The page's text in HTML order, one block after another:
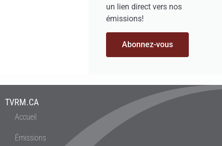
un lien direct vers nos
émissions!
Abonnez-vous
TVRM.CA
Accueil
Émissions